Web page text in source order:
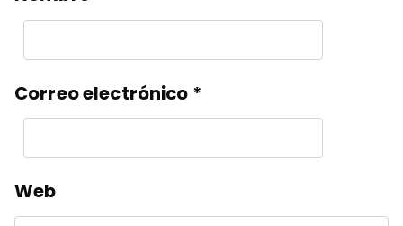
Correo electrónico *
Web